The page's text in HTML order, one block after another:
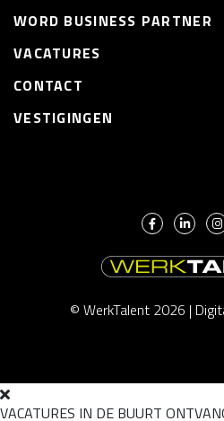
WORD BUSINESS PARTNER
VACATURES
CONTACT
VESTIGINGEN
© WerkTalent 2026 |
VACATURES IN DE BUURT